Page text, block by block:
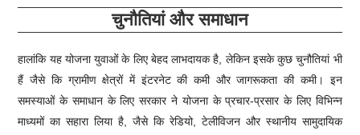
चुनौतियां और समाधान
हालांकि यह योजना युवाओं के लिए बेहद लाभदायक है, लेकिन इसके कुछ चुनौतियां भी
हैं जैसे कि ग्रामीण क्षेत्रों में इंटरनेट की कमी और जागरूकता की कमी। इन
समस्याओं के समाधान के लिए सरकार ने योजना के प्रचार-प्रसार के लिए विभिन्न
माध्यमों का सहारा लिया है, जैसे कि रेडियो, टेलीविजन और स्थानीय सामुदायिक